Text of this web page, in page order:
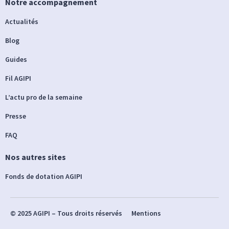
Actualités
Blog
Guides
Fil AGIPI
L’actu pro de la semaine
Presse
FAQ
Nos autres sites
Fonds de dotation AGIPI
© 2025 AGIPI – Tous droits réservés Mentions